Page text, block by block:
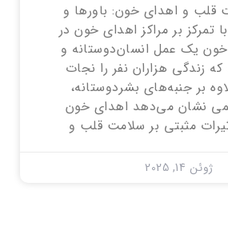
قلب و اهدای خون: باورها و
تمرکز بر مراکز اهدای خون در
خون یک عمل انسان‌دوستانه و
زندگی هزاران نفر را نجات
بر جنبه‌های بشردوستانه،
نشان می‌دهد اهدای خون
مثبتی بر سلامت قلب و
ژوئن 14, 2025